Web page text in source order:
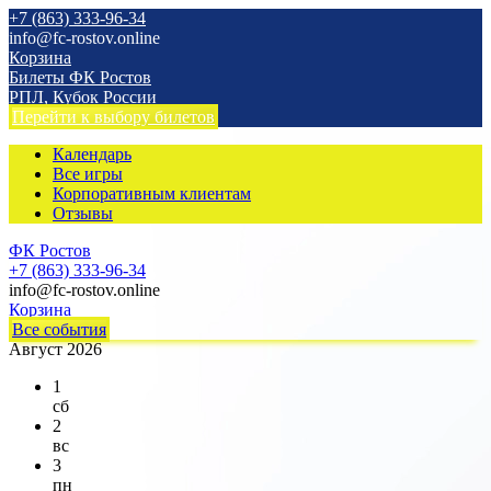
+7 (863) 333-96-34
info@fc-rostov.online
Корзина
Билеты ФК Ростов
РПЛ, Кубок России
Перейти к выбору билетов
Календарь
Все игры
Корпоративным клиентам
Отзывы
ФК Ростов
+7 (863) 333-96-34
info@fc-rostov.online
Корзина
Все события
Август 2026
1
сб
2
вс
3
пн